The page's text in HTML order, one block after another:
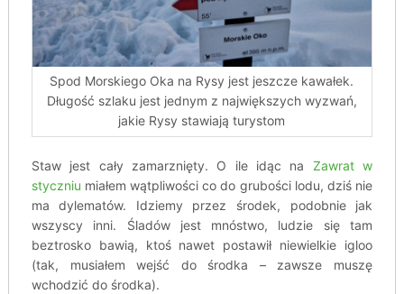
Spod Morskiego Oka na Rysy jest jeszcze kawałek.
Długość szlaku jest jednym z największych wyzwań,
jakie Rysy stawiają turystom
Staw jest cały zamarznięty. O ile idąc na Zawrat w
styczniu miałem wątpliwości co do grubości lodu, dziś nie
ma dylematów. Idziemy przez środek, podobnie jak
wszyscy inni. Śladów jest mnóstwo, ludzie się tam
beztrosko bawią, ktoś nawet postawił niewielkie igloo
(tak, musiałem wejść do środka – zawsze muszę
wchodzić do środka).